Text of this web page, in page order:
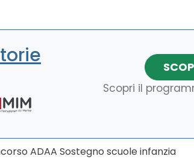
Scopri il
ADAA Sostegno scuole infanzia